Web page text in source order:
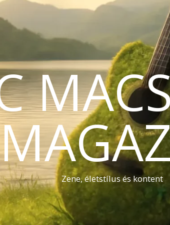
Zene, életstílus és kontent